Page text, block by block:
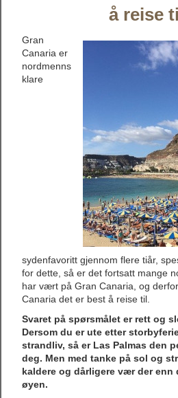
å reise
Gran
Canaria er
nordmenns
klare
sydenfavoritt gjennom flere tiår,
for dette, så er det fortsatt mange
har vært på Gran Canaria, og
Canaria det er best å reise til.
Svaret på spørsmålet er rett og
Dersom du er ute etter
strandliv, så er Las Palmas den
deg. Men med tanke på sol og
kaldere og dårligere vær der enn
øyen.